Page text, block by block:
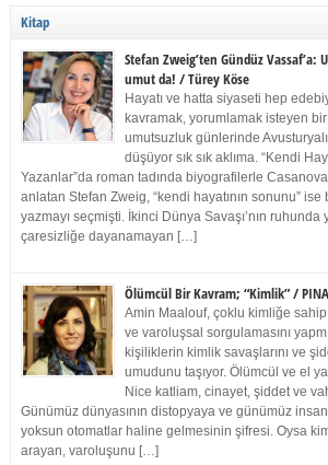
Kitap
Stefan Zweig’ten Gündüz Vassaf’a:
umut da! / Türey Köse
Hayatı ve hatta siyaseti hep
kavramak, yorumlamak isteyen
umutsuzluk günlerinde
düşüyor sık sık aklıma. “Kendi
Yazanlar”da roman tadında biyografilerle
anlatan Stefan Zweig, “kendi hayatının sonunu”
yazmayı seçmişti. İkinci Dünya Savaşı’nın ruhunda
çaresizliğe dayanamayan […]
Ölümcül Bir Kavram; “Kimlik” /
Amin Maalouf, çoklu kimliğe
ve varoluşsal sorgulamasını
kişiliklerin kimlik savaşlarını ve
umudunu taşıyor. Ölümcül ve el
Nice katliam, cinayet, şiddet ve
Günümüz dünyasının distopyaya ve günümüz
yoksun otomatlar haline gelmesinin şifresi. Oysa
arayan, varoluşunu […]